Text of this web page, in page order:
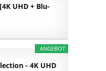
UHD + Blu-
ANGEBOT
- 4K UHD